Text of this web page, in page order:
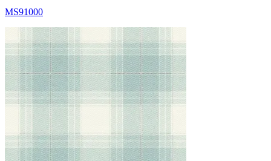
MS91000